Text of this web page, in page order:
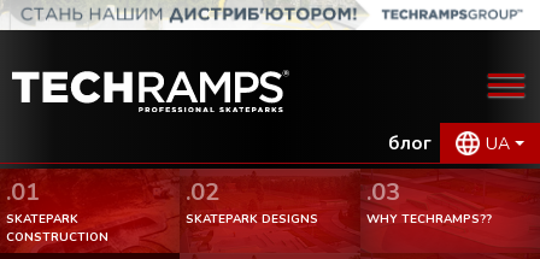
блог UA
.01
SKATEPARK
CONSTRUCTION
.02
SKATEPARK DESIGNS
.03
WHY TECHRAMPS??